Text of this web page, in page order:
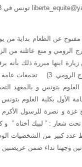
ماهر بزيوش من زيارة ابنها مبررة
3) تجمعات عامة
العلوم بتونس و بالمعهد
والأربعاء والخميس 04 و 05 و 06 مارس 2008 بتجمعات عامة
غزة و نصرة للرسول
شعار : ” لبيك أختاه ” و
عدد كبير من الشخصيات
وجهتا نداء ضمن